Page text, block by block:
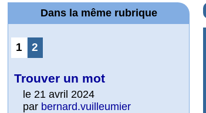
Dans la même rubrique
1 2
Trouver un mot
le 21 avril 2024
par bernard.vuilleumier